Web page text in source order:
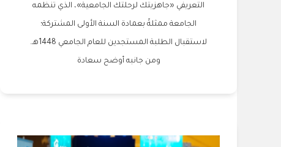
التعريفي «جاهزيتك لرحلتك الجامعية»، الذي تنظمه
الجامعة ممثلةً بعمادة السنة الأولى المشتركة؛
لاستقبال الطلبة المستجدين للعام الجامعي 1448هـ.
ومن جانبه أوضح سعادة